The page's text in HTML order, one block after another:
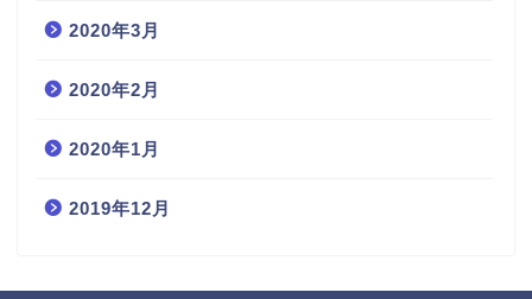
2020年3月
2020年2月
2020年1月
2019年12月